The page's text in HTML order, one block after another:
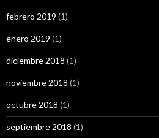
febrero 2019 (1)
enero 2019 (1)
diciembre 2018 (1)
noviembre 2018 (1)
octubre 2018 (1)
septiembre 2018 (1)